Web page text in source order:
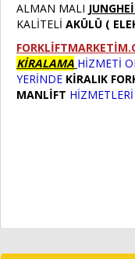
ALMAN MALI
KALİTELİ AKÜLÜ (
KİRALAMA HİZMETİ
YERİNDE KİRALIK
MANLİFT